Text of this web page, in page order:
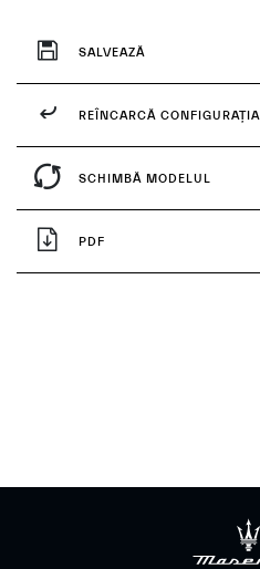
SALVEAZĂ
REÎNCARCĂ CONFIGURAȚIA
SCHIMBĂ MODELUL
PDF